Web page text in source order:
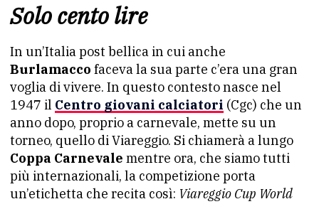
Solo cento lire
In un’Italia post bellica in cui anche
Burlamacco faceva la sua parte c’era una gran
voglia di vivere. In questo contesto nasce nel
1947 il Centro giovani calciatori (Cgc) che un
anno dopo, proprio a carnevale, mette su un
torneo, quello di Viareggio. Si chiamerà a lungo
Coppa Carnevale mentre ora, che siamo tutti
più internazionali, la competizione porta
un’etichetta che recita così: Viareggio Cup World